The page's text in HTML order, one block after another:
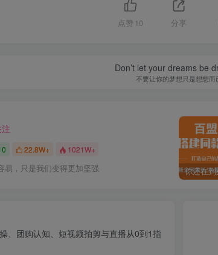
点赞 10 分享
Don’t let your dreams be
不要让你的梦想只是想想而
0 22.8W+ 1021W+
易，只是我们变得更加坚强
、团购认知、短视频拍剪与直播从0到1指